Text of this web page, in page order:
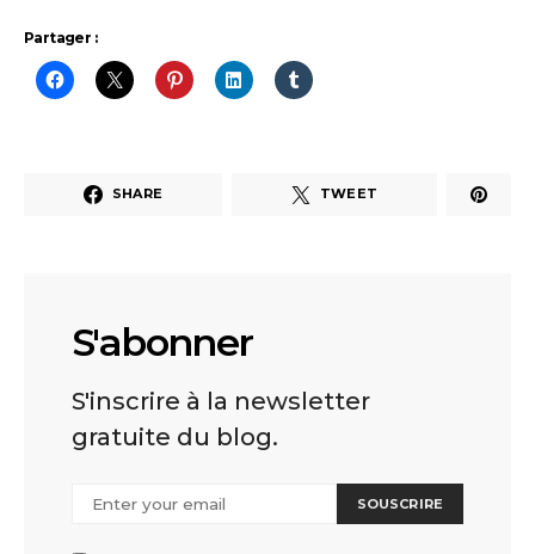
Partager :
SHARE TWEET
S'abonner
S'inscrire à la newsletter
gratuite du blog.
SOUSCRIRE